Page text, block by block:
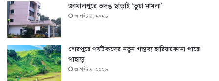
জামালপুরে তদন্ত ছাড়াই ‘ভুয়া মামলা’
আগস্ট ৯, ২০২৬
শেরপুরে পর্যটকদের নতুন গন্তব্য হারিয়াকোনা গারো
পাহাড়
আগস্ট ৯, ২০২৬